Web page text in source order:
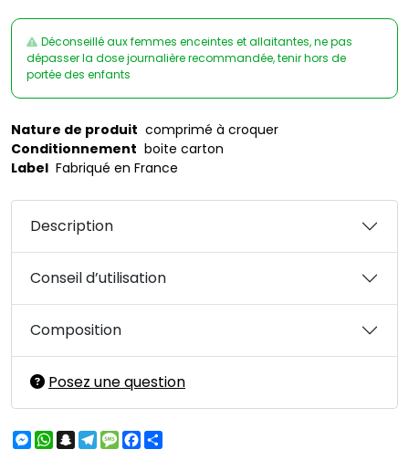
Déconseillé aux femmes enceintes et allaitantes, ne pas
dépasser la dose journalière recommandée, tenir hors de
portée des enfants
Nature de produit comprimé à croquer
Conditionnement boite carton
Label Fabriqué en France
Description
Conseil d’utilisation
Composition
Posez une question
Messenger
WhatsApp
Snapchat
Telegram
MessageFacebook